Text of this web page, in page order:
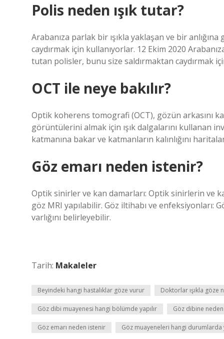
Polis neden ışık tutar?
Arabanıza parlak bir ışıkla yaklaşan ve bir
caydırmak için kullanıyorlar. 12 Ekim 2020
tutan polisler, bunu size saldırmaktan caydırmak
OCT ile neye bakılır?
Optik koherens tomografi (OCT), gözün arkasını
görüntülerini almak için ışık dalgalarını kullanan
katmanına bakar ve katmanların kalınlığını
Göz emarı neden istenir?
Optik sinirler ve kan damarları: Optik sinirlerin ve
göz MRI yapılabilir. Göz iltihabı ve
varlığını belirleyebilir.
Tarih: Makaleler
Beyindeki hangi hastalıklar göze vurur Doktorlar ışıkla göze
Göz dibi muayenesi hangi bölümde yapılır Göz dibine neden
Göz emarı neden istenir Göz muayeneleri hangi durumlarda